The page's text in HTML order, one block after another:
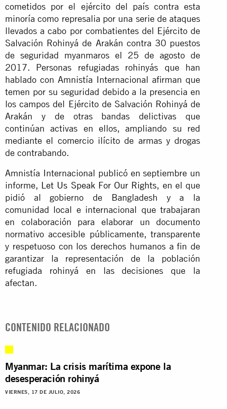
cometidos por el ejército del país contra esta
minoría como represalia por una serie de ataques
llevados a cabo por combatientes del Ejército de
Salvación Rohinyá de Arakán contra 30 puestos
de seguridad myanmaros el 25 de agosto de
2017. Personas refugiadas rohinyás que han
hablado con Amnistía Internacional afirman que
temen por su seguridad debido a la presencia en
los campos del Ejército de Salvación Rohinyá de
Arakán y de otras bandas delictivas que
continúan activas en ellos, ampliando su red
mediante el comercio ilícito de armas y drogas
de contrabando.
Amnistía Internacional publicó en septiembre un
informe, Let Us Speak For Our Rights, en el que
pidió al gobierno de Bangladesh y a la
comunidad local e internacional que trabajaran
en colaboración para elaborar un documento
normativo accesible públicamente, transparente
y respetuoso con los derechos humanos a fin de
garantizar la representación de la población
refugiada rohinyá en las decisiones que la
afectan.
CONTENIDO RELACIONADO
Myanmar: La crisis marítima expone la
desesperación rohinyá
VIERNES, 17 DE JULIO, 2026